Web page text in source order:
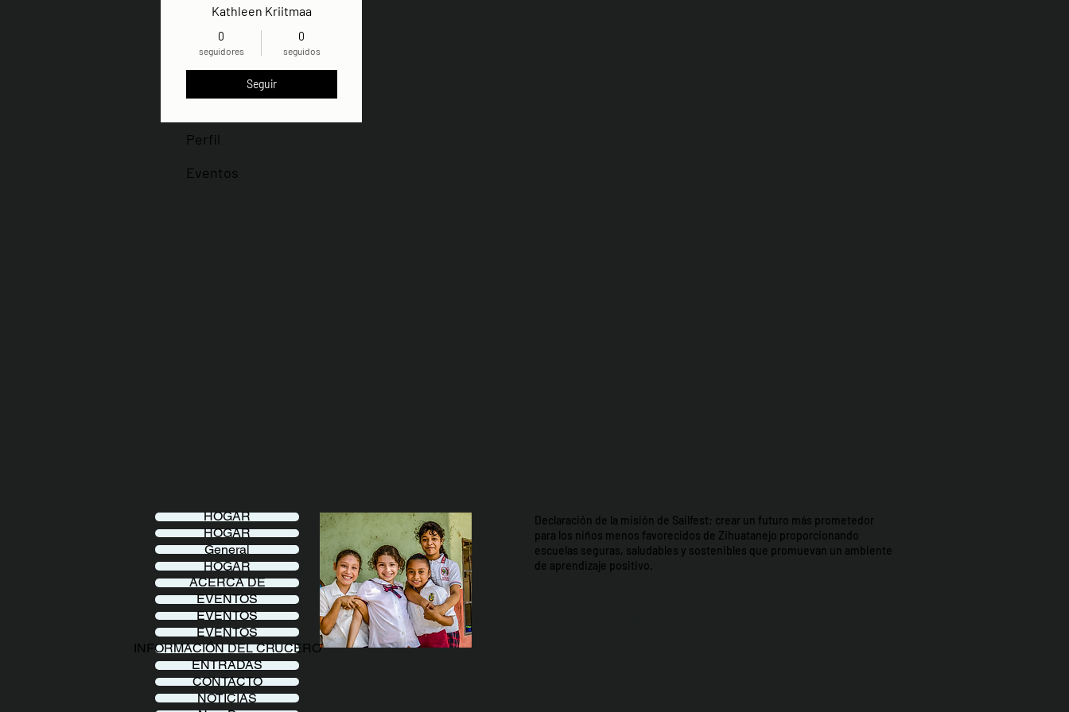
Kathleen Kriitmaa
0
seguidores
0
seguidos
Seguir
Perfil
Eventos
HOGAR
HOGAR
General
HOGAR
ACERCA DE
EVENTOS
EVENTOS
EVENTOS
INFORMACIÓN DEL CRUCERO
ENTRADAS
CONTACTO
NOTICIAS
Declaración de la misión de Sailfest: crear un futuro más prometedor
para los niños menos favorecidos de Zihuatanejo proporcionando
escuelas seguras, saludables y sostenibles que promuevan un ambiente
de aprendizaje positivo.